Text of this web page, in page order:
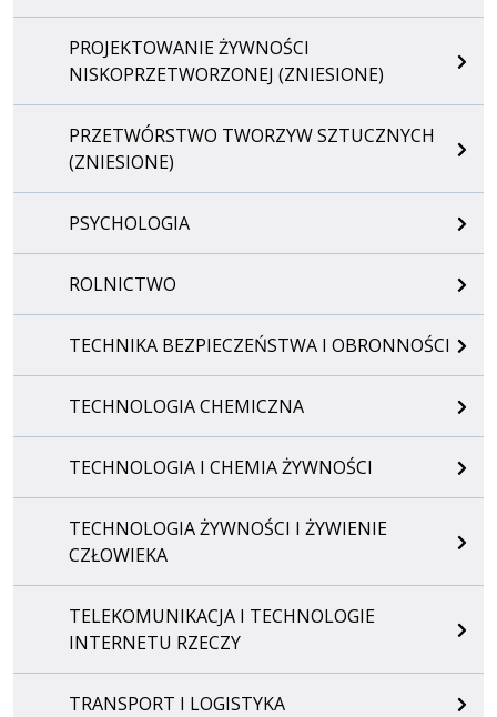
PROJEKTOWANIE ŻYWNOŚCI
NISKOPRZETWORZONEJ (ZNIESIONE)
PRZETWÓRSTWO TWORZYW SZTUCZNYCH
(ZNIESIONE)
PSYCHOLOGIA
ROLNICTWO
TECHNIKA BEZPIECZEŃSTWA I OBRONNOŚCI
TECHNOLOGIA CHEMICZNA
TECHNOLOGIA I CHEMIA ŻYWNOŚCI
TECHNOLOGIA ŻYWNOŚCI I ŻYWIENIE
CZŁOWIEKA
TELEKOMUNIKACJA I TECHNOLOGIE
INTERNETU RZECZY
TRANSPORT I LOGISTYKA